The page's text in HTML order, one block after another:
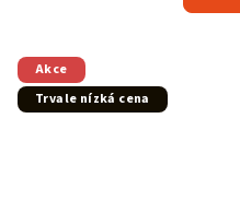
Akce
Trvale nízká cena